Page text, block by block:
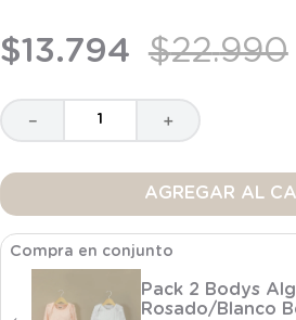
$13.794 $22.990
＋
－
AGREGAR AL
Compra en conjunto
Pack 2 Bodys
Rosado/Blanco